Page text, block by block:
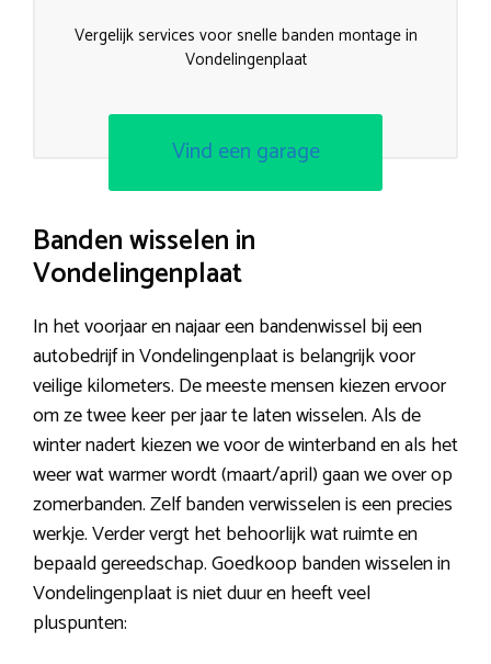
Vergelijk services voor snelle banden montage in
Vondelingenplaat
Vind een garage
Banden wisselen in
Vondelingenplaat
In het voorjaar en najaar een bandenwissel bij een
autobedrijf in Vondelingenplaat is belangrijk voor
veilige kilometers. De meeste mensen kiezen ervoor
om ze twee keer per jaar te laten wisselen. Als de
winter nadert kiezen we voor de winterband en als het
weer wat warmer wordt (maart/april) gaan we over op
zomerbanden. Zelf banden verwisselen is een precies
werkje. Verder vergt het behoorlijk wat ruimte en
bepaald gereedschap. Goedkoop banden wisselen in
Vondelingenplaat is niet duur en heeft veel
pluspunten: